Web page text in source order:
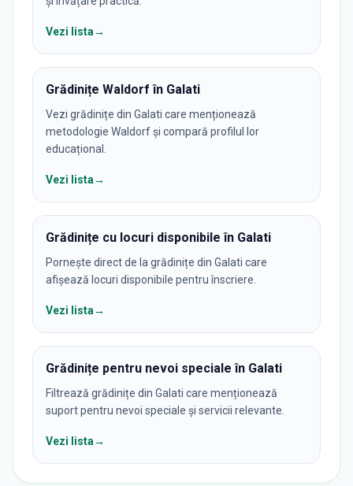
Vezi lista→
Grădinițe Waldorf în Galati
Vezi grădinițe din Galati care menționează
metodologie Waldorf și compară profilul lor
educațional.
Vezi lista→
Grădinițe cu locuri disponibile în Galati
Pornește direct de la grădinițe din Galati care
afișează locuri disponibile pentru înscriere.
Vezi lista→
Grădinițe pentru nevoi speciale în Galati
Filtrează grădinițe din Galati care menționează
suport pentru nevoi speciale și servicii relevante.
Vezi lista→